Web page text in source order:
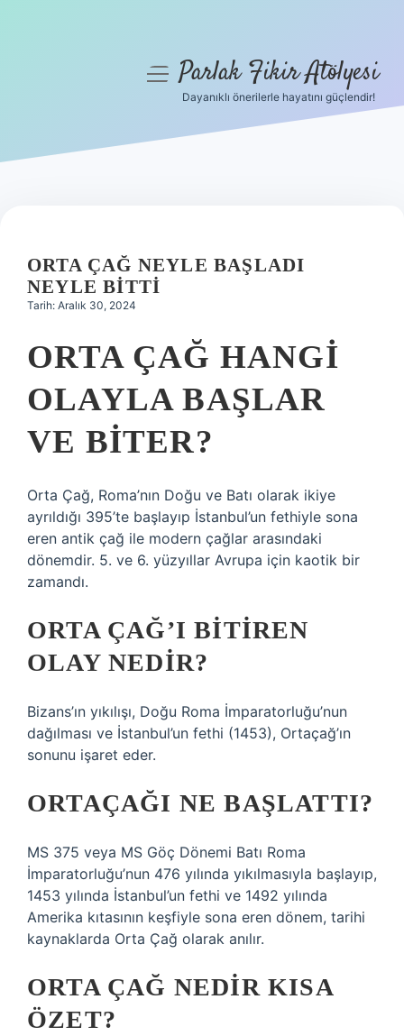
Hakkımızda
menüyüParlak Fikir Atölyesi
Dayanıklı önerilerle hayatını güçlendir!
ORTA ÇAĞ NEYLE BAŞLADI
NEYLE BITTI
Tarih: Aralık 30, 2024
ORTA ÇAĞ HANGI
OLAYLA BAŞLAR
VE BITER?
Orta Çağ, Roma’nın Doğu ve Batı olarak ikiye
ayrıldığı 395’te başlayıp İstanbul’un fethiyle sona
eren antik çağ ile modern çağlar arasındaki
dönemdir. 5. ve 6. yüzyıllar Avrupa için kaotik bir
zamandı.
ORTA ÇAĞ’I BITIREN
OLAY NEDIR?
Bizans’ın yıkılışı, Doğu Roma İmparatorluğu’nun
dağılması ve İstanbul’un fethi (1453), Ortaçağ’ın
sonunu işaret eder.
ORTAÇAĞI NE BAŞLATTI?
MS 375 veya MS Göç Dönemi Batı Roma
İmparatorluğu’nun 476 yılında yıkılmasıyla başlayıp,
1453 yılında İstanbul’un fethi ve 1492 yılında
Amerika kıtasının keşfiyle sona eren dönem, tarihi
kaynaklarda Orta Çağ olarak anılır.
ORTA ÇAĞ NEDIR KISA
ÖZET?